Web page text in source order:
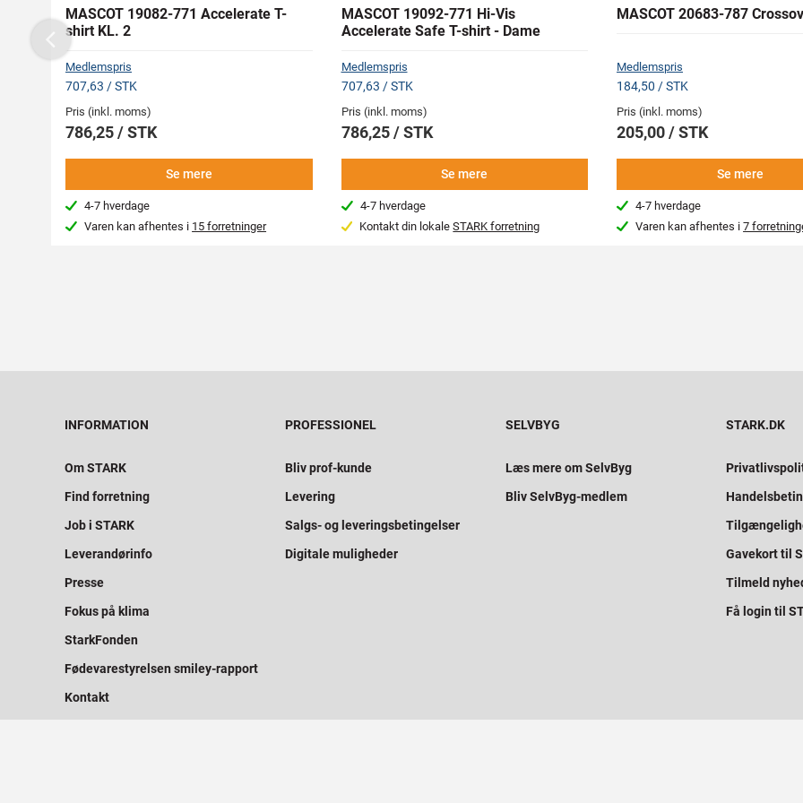
MASCOT 19082-771 Accelerate T-
shirt KL. 2
Medlemspris
707,63 / STK
Pris (inkl. moms)
786,25 / STK
Se mere
4-7 hverdage
Varen kan afhentes i 15 forretninger
MASCOT 19092-771 Hi-Vis
Accelerate Safe T-shirt - Dame
Medlemspris
707,63 / STK
Pris (inkl. moms)
786,25 / STK
Se mere
4-7 hverdage
Kontakt din lokaleSTARK forretning
MASCOT 20683-787
Medlemspris
184,50 / STK
Pris (inkl. moms)
205,00 / STK
Se mere
4-7 hverdage
Varen kan afhentes i7
Previous
INFORMATION
Om STARK
Find forretning
Job i STARK
Leverandørinfo
Presse
Fokus på klima
StarkFonden
Fødevarestyrelsen smiley-rapport
Kontakt
PROFESSIONEL
Bliv prof-kunde
Levering
Salgs- og leveringsbetingelser
Digitale muligheder
SELVBYG
Læs mere om SelvByg
Bliv SelvByg-medlem
STARK.DK
Gavekort til
Tilmeld
Få login til